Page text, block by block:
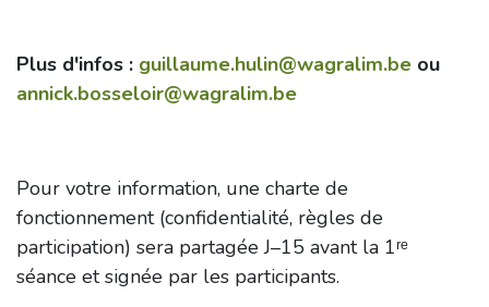
Plus d'infos : guillaume.hulin@wagralim.be ou
annick.bosseloir@wagralim.be
Pour votre information, une charte de
fonctionnement (confidentialité, règles de
participation) sera partagée J–15 avant la 1ʳᵉ
séance et signée par les participants.